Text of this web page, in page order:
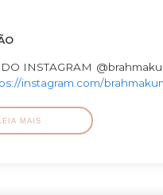
DO INSTAGRAM
instagram.com/
MAIS